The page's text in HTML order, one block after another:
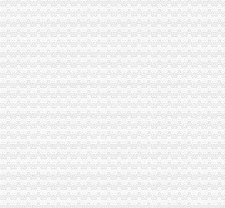
江津局重庆注销分公司四项措施支持企业发展
市局企业处认真开展“走进库区服务企业”重庆分公司注销活动
重庆市工商行政管理局发布红盾示信息：分公司营业执照注销2006年二季度酱
巴南局重庆注销分公司干部职工勇扑两起山火
南川局“四抓”代办注销分公司大力推动办公室工作上台阶
綦江局重庆注销税务加食品安全工作见成效
沙坪坝局以“四点”代办注销分公司为导向充分发挥12315综合执法网络优势
黔江局“三联动”重庆注销分公司力促黔城大农贸市场规范发展
陈速副局分公司营业执照注销长对荣昌局执法办案工作提出四点要求
涪陵局重庆注销税务与渝中局搭建涪陵区蔬菜果品业发展平台
经开区局重庆注销税务牵线搭桥服务库区经济发展
市代理注销分公司档案局到我局进行档案行政执法检查
工商动态
全市代理注销分公司区县局信用信息化岗位大练抽考和竞赛正式开考
北碚局代理注销分公司缙云工商所五项措施推进工商所12315分类监管平台应用
永川区出台实施品牌战略措施
巴南局“三个加”代办注销分公司大力实施消费安全放心工程
市重庆注销分公司局高印平副巡视员到渝北局检查指导工作
江北局三项措施达全市重庆注销分公司工商工作会议精
全系统2006年消费维权效果明显